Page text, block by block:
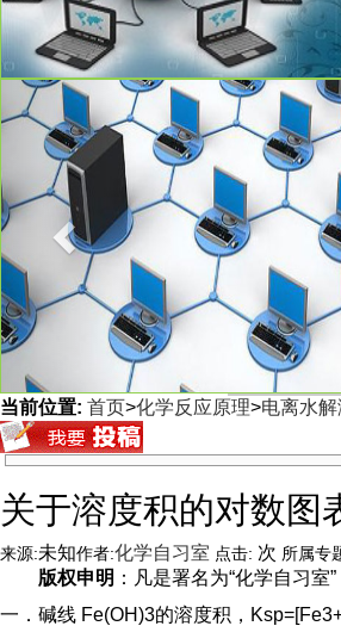
Previous
<
当前位置: 首页>化学反应原理>电离水
关于溶度积的对数图
来源:未知作者:化学自习室 点击: 次 所属专
版权申明 ：凡是署名为“化学自习
一．碱线 Fe(OH)3的溶度积，